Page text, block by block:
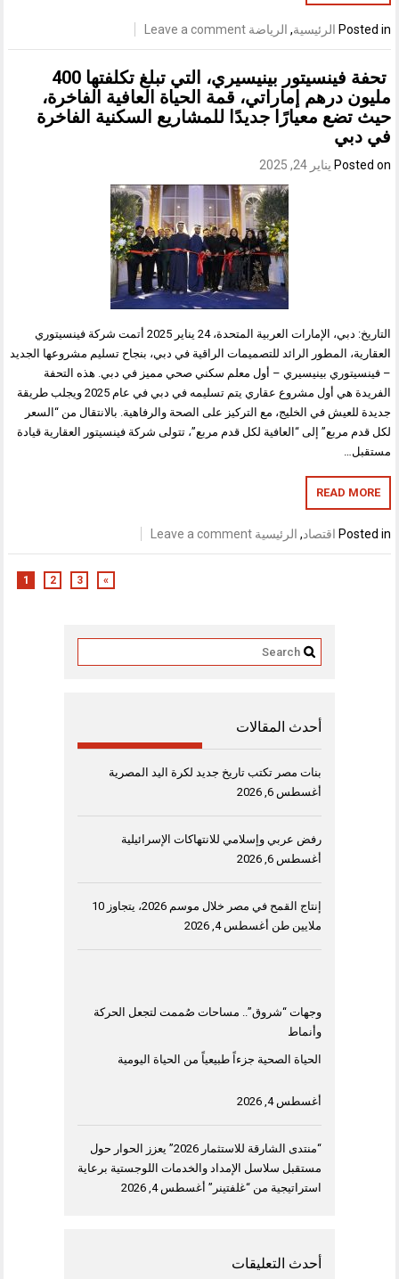
Posted in الرئيسية, الرياضة Leave a comment
تحفة فينسيتور بينيسيري، التي تبلغ تكلفتها 400
مليون درهم إماراتي، قمة الحياة العافية الفاخرة،
حيث تضع معيارًا جديدًا للمشاريع السكنية الفاخرة
في دبي
Posted on يناير 24, 2025
التاريخ: دبي، الإمارات العربية المتحدة، 24 يناير 2025 أتمت شركة فينسيتوري
العقارية، المطور الرائد للتصميمات الراقية في دبي، بنجاح تسليم مشروعها الجديد
– فينسيتوري بينيسيري – أول معلم سكني صحي مميز في دبي. هذه التحفة
الفريدة هي أول مشروع عقاري يتم تسليمه في دبي في عام 2025 ويجلب طريقة
جديدة للعيش في الخليج، مع التركيز على الصحة والرفاهية. بالانتقال من “السعر
لكل قدم مربع” إلى “العافية لكل قدم مربع”، تتولى شركة فينسيتور العقارية قيادة
مستقبل…
READ MORE
Posted in اقتصاد, الرئيسية Leave a comment
1 2 3 »
أحدث المقالات
بنات مصر تكتب تاريخ جديد لكرة اليد المصرية
أغسطس 6, 2026
رفض عربي وإسلامي للانتهاكات الإسرائيلية
أغسطس 6, 2026
إنتاج القمح في مصر خلال موسم 2026، يتجاوز 10
ملايين طن أغسطس 4, 2026
وجهات “شروق”.. مساحات صُممت لتجعل الحركة
وأنماط
الحياة الصحية جزءاً طبيعياً من الحياة اليومية
أغسطس 4, 2026
“منتدى الشارقة للاستثمار 2026” يعزز الحوار حول
مستقبل سلاسل الإمداد والخدمات اللوجستية برعاية
استراتيجية من “غلفتينر” أغسطس 4, 2026
أحدث التعليقات